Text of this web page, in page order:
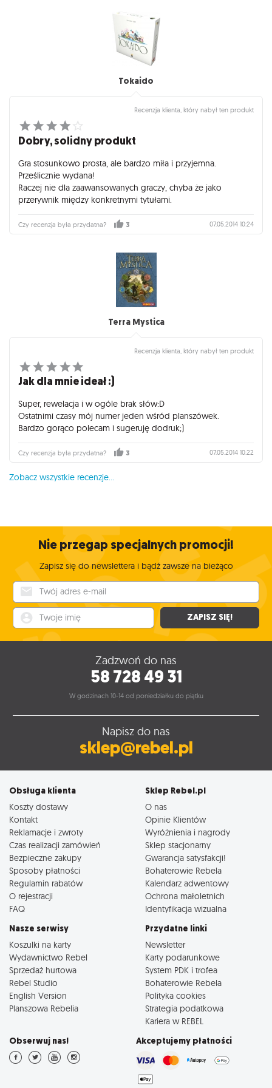
Tokaido
Recenzja klienta, który nabył ten produkt
Dobry, solidny produkt
Gra stosunkowo prosta, ale bardzo miła i przyjemna.
Prześlicznie wydana!
Raczej nie dla zaawansowanych graczy, chyba że jako
przerywnik między konkretnymi tytułami.
Czy recenzja była przydatna? 3 07.05.2014 10:24
Terra Mystica
Recenzja klienta, który nabył ten produkt
Jak dla mnie ideał :)
Super, rewelacja i w ogóle brak słów:D
Ostatnimi czasy mój numer jeden wśród planszówek.
Bardzo gorąco polecam i sugeruję dodruk;)
Czy recenzja była przydatna? 3 07.05.2014 10:22
Zobacz wszystkie recenzje...
Nie przegap specjalnych promocji!
Zapisz się do newslettera i bądź zawsze na bieżąco
ZAPISZ SIĘ!
Zadzwoń do nas
58 728 49 31
W godzinach 10-14 od poniedziałku do piątku
Napisz do nas
sklep@rebel.pl
Obsługa klienta
Koszty dostawy
Kontakt
Reklamacje i zwroty
Czas realizacji zamówień
Bezpieczne zakupy
Sposoby płatności
Regulamin rabatów
O rejestracji
FAQ
Sklep Rebel.pl
O nas
Opinie Klientów
Wyróżnienia i nagrody
Sklep stacjonarny
Gwarancja satysfakcji!
Bohaterowie Rebela
Kalendarz adwentowy
Ochrona małoletnich
Identyfikacja wizualna
Nasze serwisy
Koszulki na karty
Wydawnictwo Rebel
Sprzedaż hurtowa
Rebel Studio
English Version
Planszowa Rebelia
Przydatne linki
Newsletter
Karty podarunkowe
System PDK i trofea
Bohaterowie Rebela
Polityka cookies
Strategia podatkowa
Kariera w REBEL
Obserwuj nas! Akceptujemy płatności